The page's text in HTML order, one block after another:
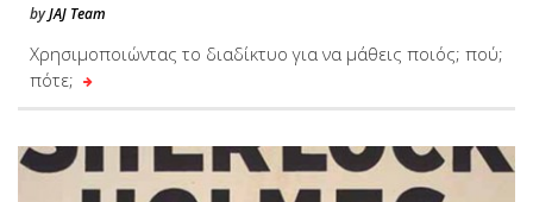
byJAJ Team
Χρησιμοποιώντας το διαδίκτυο για να μάθεις ποιός; πού;
πότε;